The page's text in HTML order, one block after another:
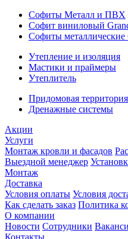
Софиты Металл и ПВХ
Софит виниловый
Софиты металлические
Утепление и изоляция
Мастики и праймеры
Утеплитель
Придомовая территория
Дренажные системы
Акции
Услуги
Монтаж кровли и фасадов
Выездной менеджер
Монтаж
Доставка
Условия оплаты Условия
Как сделать заказ Политика
О компании
Новости Сотрудники
Контакты